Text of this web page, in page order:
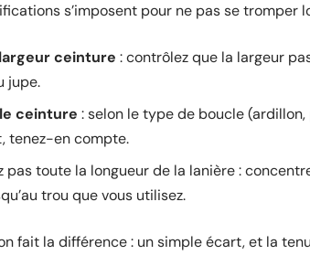
s’imposent pour ne pas se tromper
ceinture : contrôlez que la largeur
jupe.
ceinture : selon le type de boucle
tenez-en compte.
pas toute la longueur de la lanière :
trou que vous utilisez.
fait la différence : un simple écart, et la